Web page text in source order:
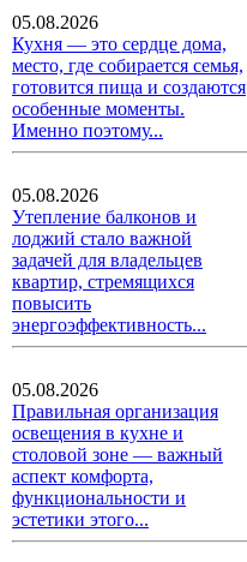
05.08.2026
Кухня — это сердце дома,
место, где собирается семья,
готовится пища и создаются
особенные моменты.
Именно поэтому...
05.08.2026
Утепление балконов и
лоджий стало важной
задачей для владельцев
квартир, стремящихся
повысить
энергоэффективность...
05.08.2026
Правильная организация
освещения в кухне и
столовой зоне — важный
аспект комфорта,
функциональности и
эстетики этого...